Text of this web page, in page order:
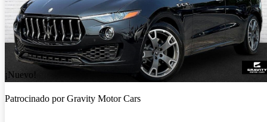
¡Nuevo!
Patrocinado porGravity Motor Cars